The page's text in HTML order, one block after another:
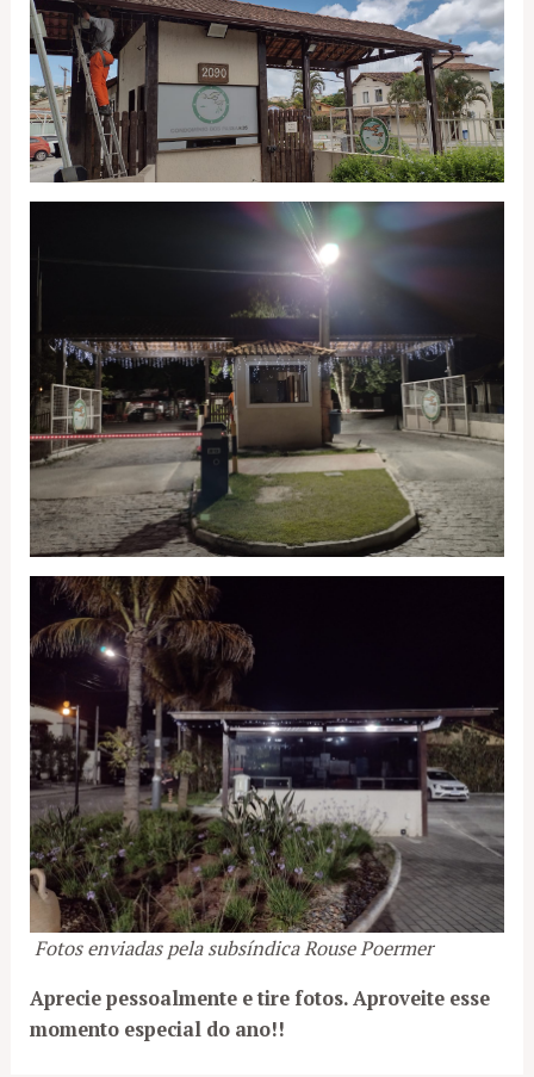
Fotos enviadas pela subsíndica Rouse Poermer
Aprecie pessoalmente e tire fotos. Aproveite esse
momento especial do ano!!